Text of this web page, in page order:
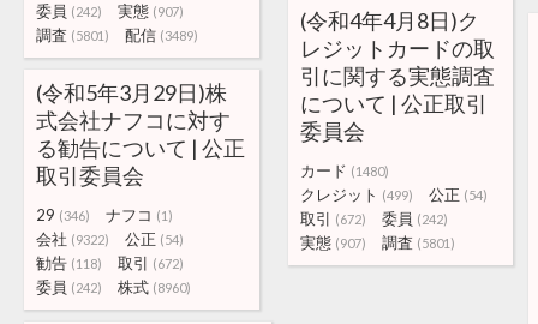
委員 (242) 実態 (907)
調査 (5801) 配信 (3489)
(令和4年4月8日)ク
レジットカードの取
引に関する実態調査
について | 公正取引
委員会
カード (1480)
クレジット (499) 公正 (54)
取引 (672) 委員 (242)
実態 (907) 調査 (5801)
(令和5年3月29日)株
式会社ナフコに対す
る勧告について | 公正
取引委員会
29 (346) ナフコ (1)
会社 (9322) 公正 (54)
勧告 (118) 取引 (672)
委員 (242) 株式 (8960)